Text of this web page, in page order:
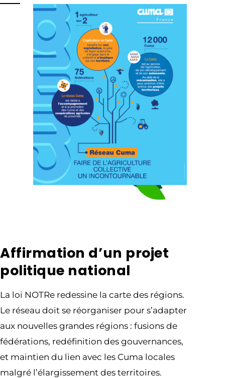
Affirmation d’un projet
politique national
La loi NOTRe redessine la carte des régions.
Le réseau doit se réorganiser pour s’adapter
aux nouvelles grandes régions : fusions de
fédérations, redéfinition des gouvernances,
et maintien du lien avec les Cuma locales
malgré l’élargissement des territoires.